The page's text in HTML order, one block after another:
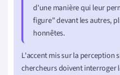
d'une manière qui leur
figure" devant les autres,
honnêtes.
L'accent mis sur la perception
chercheurs doivent interroger